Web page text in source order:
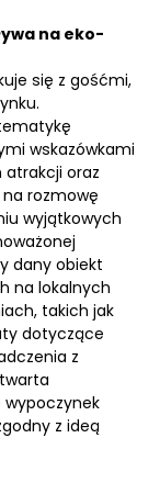
na eko-
się z gośćmi,
wskazówkami
oraz
rozmowę
wyjątkowych
dany obiekt
na lokalnych
takich jak
dotyczące
z
wypoczynek
z ideą